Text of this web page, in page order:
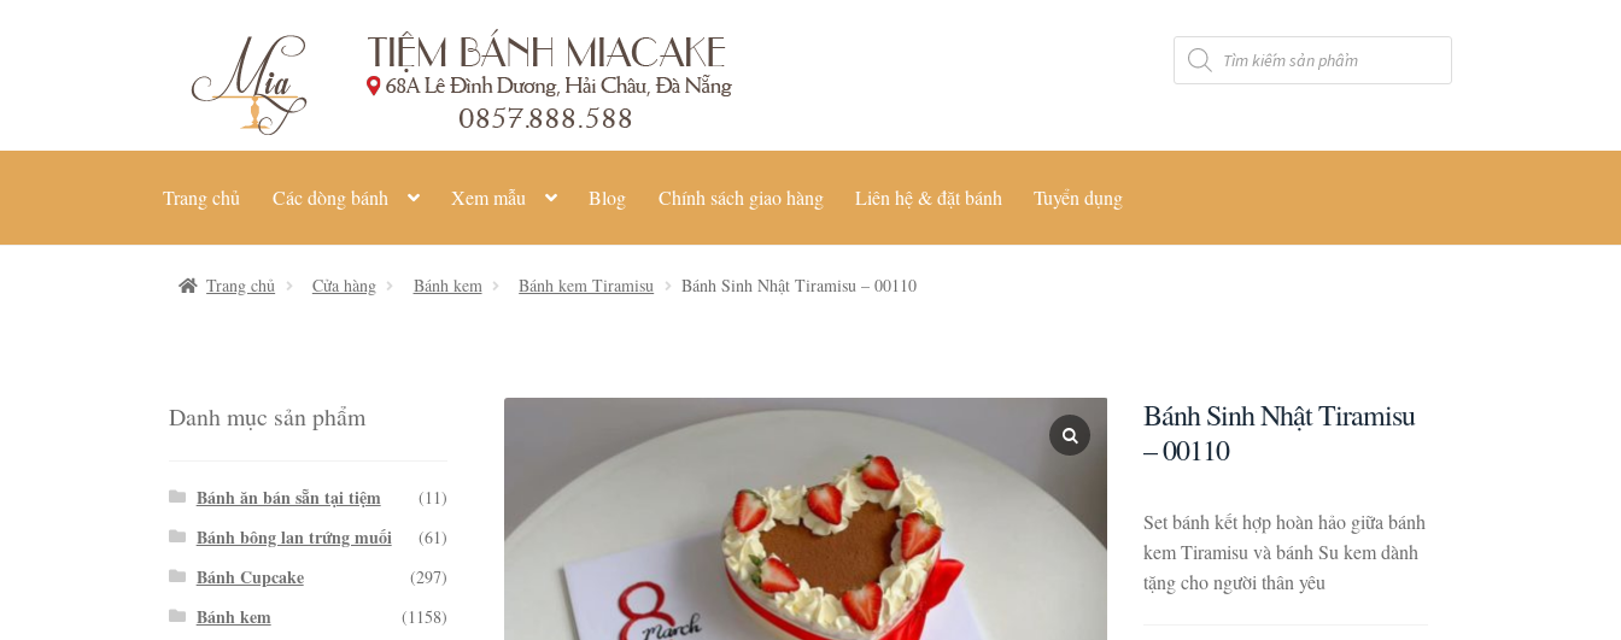
Điều
nội
Tìm
kiếm
sản
Trang chủ Các dòng bánh Xem mẫu Blog Chính sách giao hàng Liên hệ & đặt bánh Tuyển dụng
Trang chủ Cửa hàng Bánh kem Bánh kem Tiramisu Bánh Sinh Nhật Tiramisu – 00110
Bánh Sinh Nhật Tiramisu
– 00110
Set bánh kết hợp hoàn hảo giữa bánh
kem Tiramisu và bánh Su kem dành
tặng cho người thân yêu
Danh mục sản phẩm
Bánh ăn bán sẵn tại tiệm (11)
Bánh bông lan trứng muối (61)
Bánh Cupcake (297)
Bánh kem (1158)